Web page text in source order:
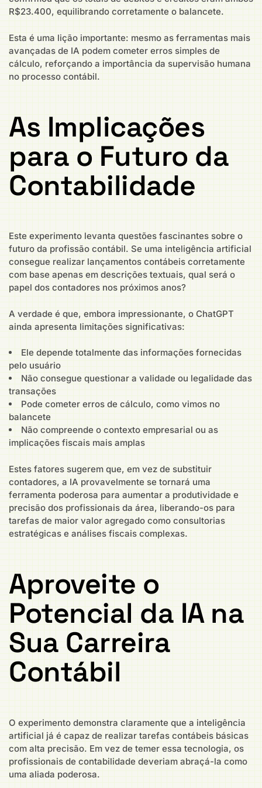
R$23.400, equilibrando corretamente o balancete.
Esta é uma lição importante: mesmo as ferramentas mais
avançadas de IA podem cometer erros simples de
cálculo, reforçando a importância da supervisão humana
no processo contábil.
As Implicações
para o Futuro da
Contabilidade
Este experimento levanta questões fascinantes sobre o
futuro da profissão contábil. Se uma inteligência artificial
consegue realizar lançamentos contábeis corretamente
com base apenas em descrições textuais, qual será o
papel dos contadores nos próximos anos?
A verdade é que, embora impressionante, o ChatGPT
ainda apresenta limitações significativas:
Ele depende totalmente das informações fornecidas
pelo usuário
Não consegue questionar a validade ou legalidade das
transações
Pode cometer erros de cálculo, como vimos no
balancete
Não compreende o contexto empresarial ou as
implicações fiscais mais amplas
Estes fatores sugerem que, em vez de substituir
contadores, a IA provavelmente se tornará uma
ferramenta poderosa para aumentar a produtividade e
precisão dos profissionais da área, liberando-os para
tarefas de maior valor agregado como consultorias
estratégicas e análises fiscais complexas.
Aproveite o
Potencial da IA na
Sua Carreira
Contábil
O experimento demonstra claramente que a inteligência
artificial já é capaz de realizar tarefas contábeis básicas
com alta precisão. Em vez de temer essa tecnologia, os
profissionais de contabilidade deveriam abraçá-la como
uma aliada poderosa.